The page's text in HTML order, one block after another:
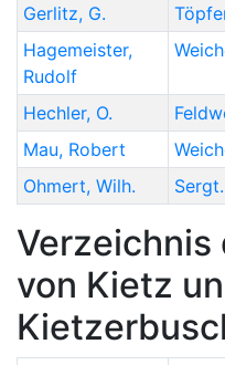
Gerlitz, G.
Hagemeister,
Rudolf
Hechler, O.
Mau, Robert
Ohmert, Wilh. Sergt.
Verzeichnis
von Kietz